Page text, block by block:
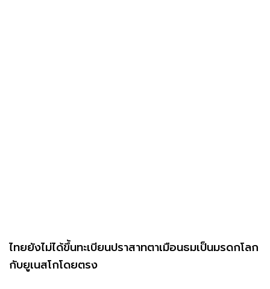
ไทยยังไม่ได้ขึ้นทะเบียนปราสาทตาเมือนธมเป็นมรดกโลก
กับยูเนสโกโดยตรง